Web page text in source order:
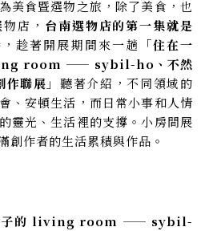
美食暨選物之旅，除了美食，也
店， 台南選物店的第一集就是
，趁著開展期間來一趟
「住在一
room —— sybil-ho、不然
作聯展」聽著介紹，不同領域的
、安頓生活，而日常小事和人情
靈光、生活裡的支撐。小房間展
創作者的生活累積與作品。
女子的 living room —— sybil-